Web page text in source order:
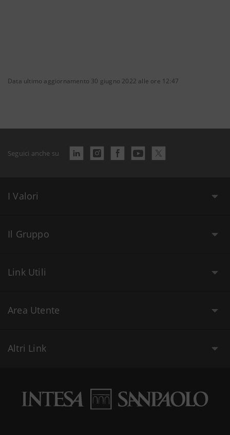
Data ultimo aggiornamento 30 giugno 2022 alle ore 12:47
Seguici anche su
I Valori
Il Gruppo
Link Utili
Area Utente
Altri Link